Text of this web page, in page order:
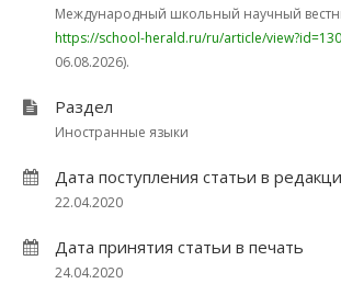
Международный школьный научный
https://school-herald.ru/ru/article/
06.08.2026).
Раздел
Иностранные языки
Дата поступления статьи в
22.04.2020
Дата принятия статьи в печать
24.04.2020